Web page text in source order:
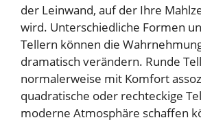
der Leinwand, auf der Ihre
wird. Unterschiedliche Formen
Tellern können die
dramatisch verändern. Runde
normalerweise mit Komfort
quadratische oder rechteckige
moderne Atmosphäre schaffen